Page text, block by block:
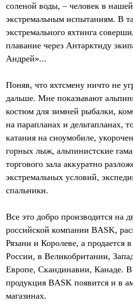
Рюкзаки
Легкоходные
Альпинистские
Аксессуары для рюкзаков
Спальные мешки
С синтетическим утеплителем
Аксессуары для спальников
Баулы
Кошельки
Полезные аксессуары
Книги
Коврики
Обувь
Ботинки
Мужская обувь
Ботинки
Кроссовки
Сапоги
Гамаши
Бахилы
Тапочки
соленой воды, – человек в
экстремальным испытаниям. В
экстремального яхтинга
плавание через Антарктиду
Андрей»...
Поняв, что яхтсмену ничто не
дальше. Мне показывают
костюм для зимней рыбалки,
на парапланах и дельтапланах,
катания на сноумобиле,
горных лыж, альпинистские
торгового зала аккуратно
экстремальных условий,
спальники.
Все это добро производится на
российской компании BASK,
Рязани и Королеве, а продается
России, в Великобритании,
Европе, Скандинавии, Канаде.
продукция BASK появится и в
магазинах.